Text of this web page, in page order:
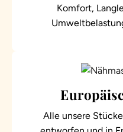
Komfort,
Alle unsere